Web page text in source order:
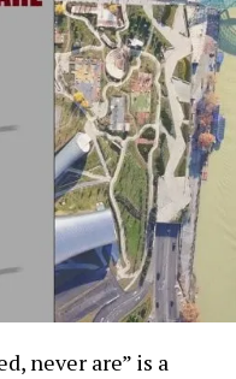
как нам быть,
автор абхазской
never are” is a